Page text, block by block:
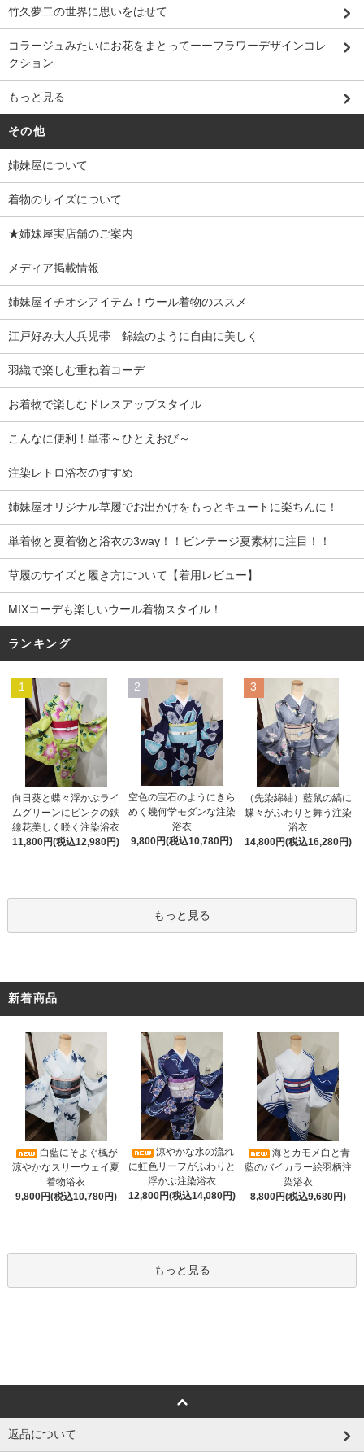
竹久夢二の世界に思いをはせて
コラージュみたいにお花をまとってーーフラワーデザインコレ
クション
もっと見る
その他
姉妹屋について
着物のサイズについて
★姉妹屋実店舗のご案内
メディア掲載情報
姉妹屋イチオシアイテム！ウール着物のススメ
江戸好み大人兵児帯 錦絵のように自由に美しく
羽織で楽しむ重ね着コーデ
お着物で楽しむドレスアップスタイル
こんなに便利！単帯～ひとえおび～
注染レトロ浴衣のすすめ
姉妹屋オリジナル草履でお出かけをもっとキュートに楽ちんに！
単着物と夏着物と浴衣の3way！！ビンテージ夏素材に注目！！
草履のサイズと履き方について【着用レビュー】
MIXコーデも楽しいウール着物スタイル！
ランキング
1
向日葵と蝶々浮かぶライ
ムグリーンにピンクの鉄
線花美しく咲く注染浴衣
11,800円(税込12,980円)
2
空色の宝石のようにきら
めく幾何学モダンな注染
浴衣
9,800円(税込10,780円)
3
（先染綿紬）藍鼠の縞に
蝶々がふわりと舞う注染
浴衣
14,800円(税込16,280円)
もっと見る
新着商品
白藍にそよぐ楓が
涼やかなスリーウェイ夏
着物浴衣
9,800円(税込10,780円)
涼やかな水の流れ
に虹色リーフがふわりと
浮かぶ注染浴衣
12,800円(税込14,080円)
海とカモメ白と青
藍のバイカラー絵羽柄注
染浴衣
8,800円(税込9,680円)
もっと見る
返品について